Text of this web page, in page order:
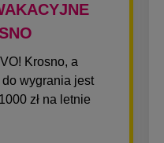
Krosno, a
wygrania jest
zł na letnie